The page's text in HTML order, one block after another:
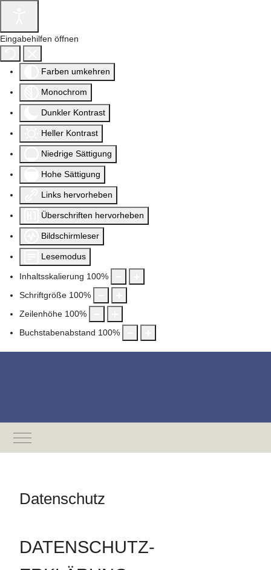
Eingabehilfen öffnen
Farben umkehren
Monochrom
Dunkler Kontrast
Heller Kontrast
Niedrige Sättigung
Hohe Sättigung
Links hervorheben
Überschriften hervorheben
Bildschirmleser
Lesemodus
Inhaltsskalierung 100%
Schriftgröße 100%
Zeilenhöhe 100%
Buchstabenabstand 100%
Mobile Menu Toggle
Datenschutz
DATENSCHUTZ­